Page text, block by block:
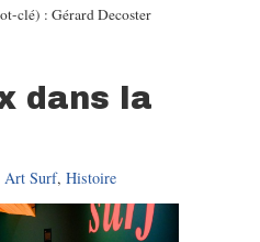
clé) : Gérard Decoster
dans la
Art Surf, Histoire